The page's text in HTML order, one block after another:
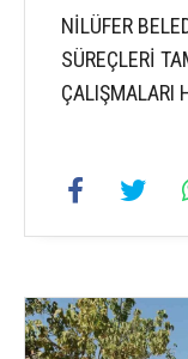
NİLÜFER
SÜREÇLERİ
ÇALIŞMALARI